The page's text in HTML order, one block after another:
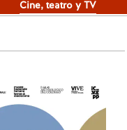
Cine, teatro y TV